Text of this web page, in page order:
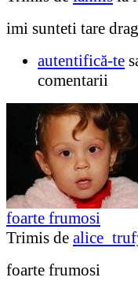
imi sunteti tare
autentifică-te
comentarii
foarte frumosi
Trimis de
foarte frumosi